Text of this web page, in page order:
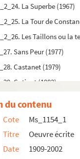
La Superbe (1967)
La Tour de
Les Taillons ou la
Sans Peur (1977)
Castanet (1979)
Catinat (1982)
Préfaces, avant-propos
et messages
du contenu
Cote
Ms_1154_1
Titre
Oeuvre écrite
Date
1909-2002